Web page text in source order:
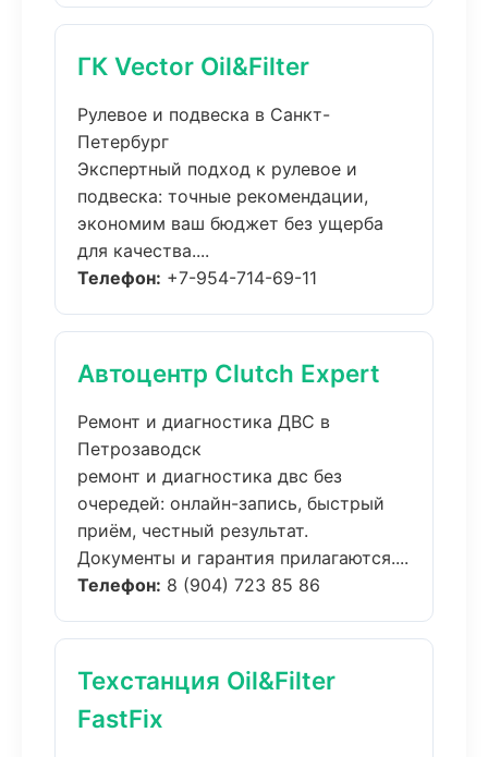
ГК Vector Oil&Filter
Рулевое и подвеска в Санкт-
Петербург
Экспертный подход к рулевое и
подвеска: точные рекомендации,
экономим ваш бюджет без ущерба
для качества....
Телефон: +7-954-714-69-11
Автоцентр Clutch Expert
Ремонт и диагностика ДВС в
Петрозаводск
ремонт и диагностика двс без
очередей: онлайн-запись, быстрый
приём, честный результат.
Документы и гарантия прилагаются....
Телефон: 8 (904) 723 85 86
Техстанция Oil&Filter
FastFix